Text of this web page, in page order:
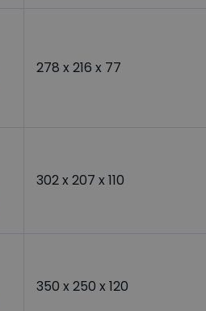
278 x 216 x 77
302 x 207 x 110
350 x 250 x 120